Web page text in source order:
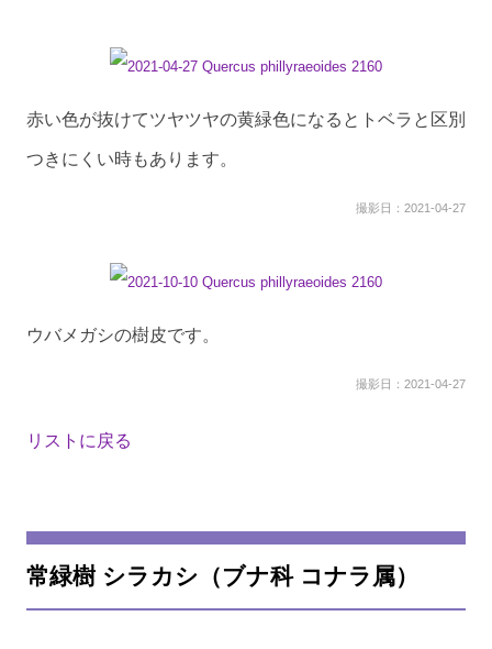
赤い色が抜けてツヤツヤの黄緑色になるとトベラと区別
つきにくい時もあります。
撮影日：2021-04-27
ウバメガシの樹皮です。
撮影日：2021-04-27
リストに戻る
常緑樹 シラカシ（ブナ科 コナラ属）